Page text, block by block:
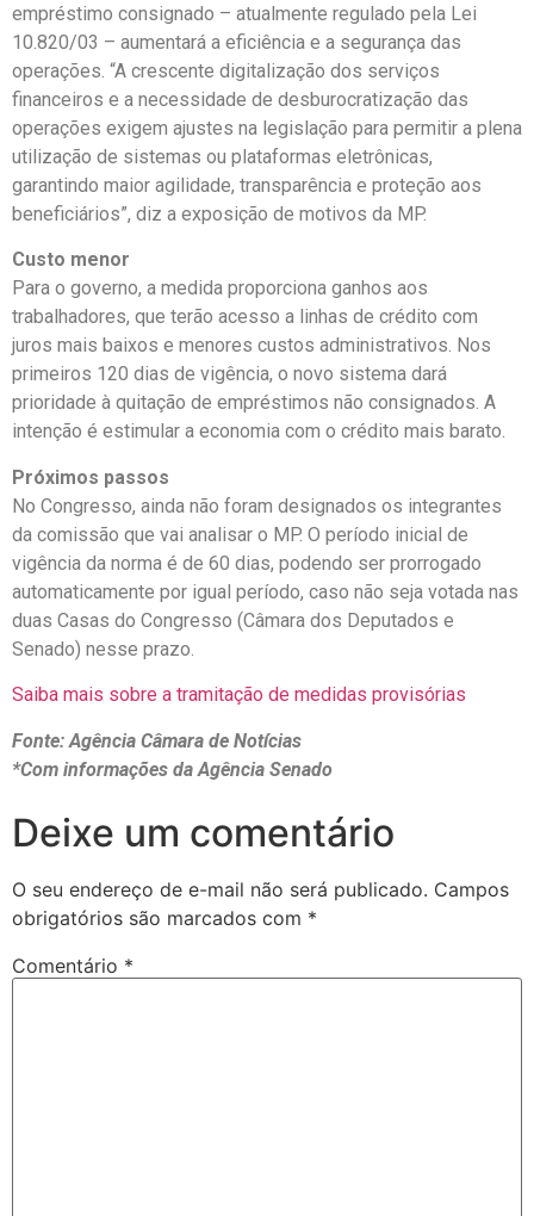
empréstimo consignado – atualmente regulado pela Lei
10.820/03 – aumentará a eficiência e a segurança das
operações. “A crescente digitalização dos serviços
financeiros e a necessidade de desburocratização das
operações exigem ajustes na legislação para permitir a plena
utilização de sistemas ou plataformas eletrônicas,
garantindo maior agilidade, transparência e proteção aos
beneficiários”, diz a exposição de motivos da MP.
Custo menor
Para o governo, a medida proporciona ganhos aos
trabalhadores, que terão acesso a linhas de crédito com
juros mais baixos e menores custos administrativos. Nos
primeiros 120 dias de vigência, o novo sistema dará
prioridade à quitação de empréstimos não consignados. A
intenção é estimular a economia com o crédito mais barato.
Próximos passos
No Congresso, ainda não foram designados os integrantes
da comissão que vai analisar o MP. O período inicial de
vigência da norma é de 60 dias, podendo ser prorrogado
automaticamente por igual período, caso não seja votada nas
duas Casas do Congresso (Câmara dos Deputados e
Senado) nesse prazo.
Saiba mais sobre a tramitação de medidas provisórias
Fonte: Agência Câmara de Notícias
*Com informações da Agência Senado
Deixe um comentário
O seu endereço de e-mail não será publicado. Campos
obrigatórios são marcados com *
Comentário *